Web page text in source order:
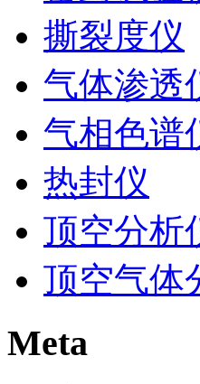
撕裂度仪
气体渗透
气相色谱
热封仪
顶空分析
顶空气体
Meta